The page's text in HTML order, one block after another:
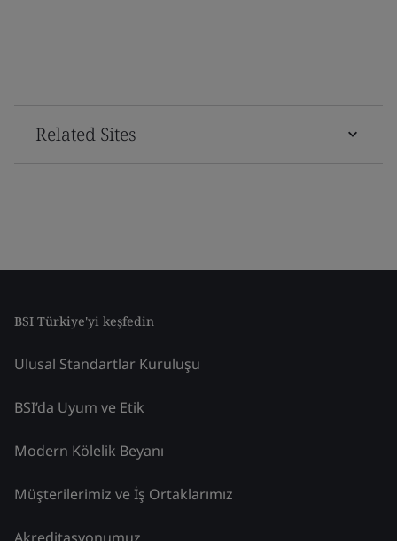
Related Sites
BSI Türkiye'yi keşfedin
Ulusal Standartlar Kuruluşu
BSI’da Uyum ve Etik
Modern Kölelik Beyanı
Müşterilerimiz ve İş Ortaklarımız